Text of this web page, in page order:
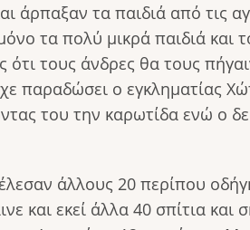
άρπαξαν τα παιδιά από τις
τα πολύ μικρά παιδιά και
ότι τους άνδρες θα τους
παραδώσει ο εγκληματίας
του την καρωτίδα ενώ ο
άλλους 20 περίπου
και εκεί άλλα 40 σπίτια